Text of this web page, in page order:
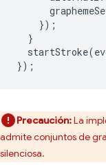
});
}
startStroke(
});
Precaución:La
admite conjuntos de
silenciosa.